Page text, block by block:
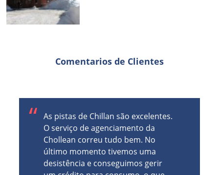
Comentarios de Clientes
As pistas de Chillan são excelentes.
O serviço de agenciamento da
Chollean correu tudo bem. No
último momento tivemos uma
desistência e conseguimos gerir